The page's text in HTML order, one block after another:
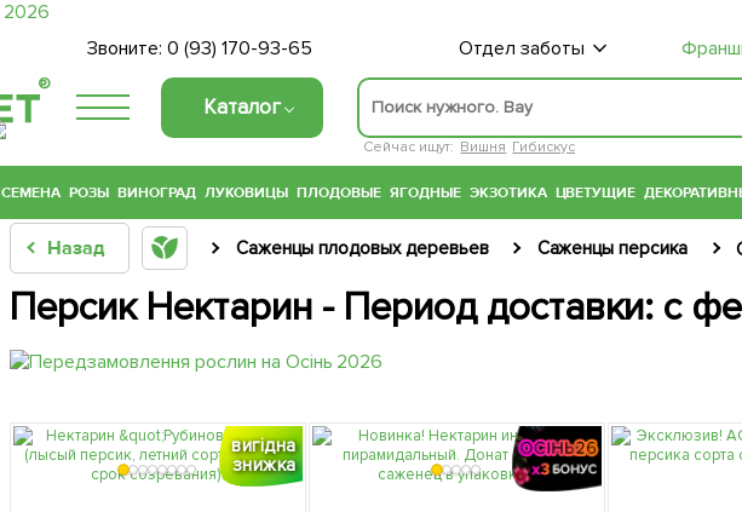
Звоните:0 (93) 170-93-65 Отдел заботы
®
Каталог
Сейчас ищут: Вишня Гибискус
СЕМЕНА РОЗЫ ВИНОГРАД ЛУКОВИЦЫ ПЛОДОВЫЕ ЯГОДНЫЕ ЭКЗОТИКА ЦВЕТУЩИЕ
Назад Саженцы плодовых деревьев Саженцы персика
Персик Нектарин - Период доставки: с
вигідна
знижка